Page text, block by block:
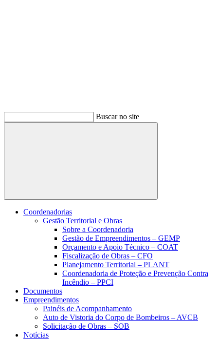
Buscar no site
Buscar
Coordenadorias
Gestão Territorial e Obras
Sobre a Coordenadoria
Gestão de Empreendimentos – GEMP
Orçamento e Apoio Técnico – COAT
Fiscalização de Obras – CFO
Planejamento Territorial – PLANT
Coordenadoria de Proteção e Prevenção Contra
Incêndio – PPCI
Documentos
Empreendimentos
Painéis de Acompanhamento
Auto de Vistoria do Corpo de Bombeiros – AVCB
Solicitação de Obras – SOB
Notícias